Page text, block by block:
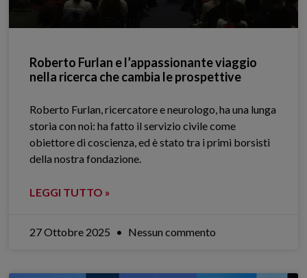
Roberto Furlan e l’appassionante viaggio
nella ricerca che cambia le prospettive
Roberto Furlan, ricercatore e neurologo, ha una lunga
storia con noi: ha fatto il servizio civile come
obiettore di coscienza, ed è stato tra i primi borsisti
della nostra fondazione.
LEGGI TUTTO »
27 Ottobre 2025 Nessun commento